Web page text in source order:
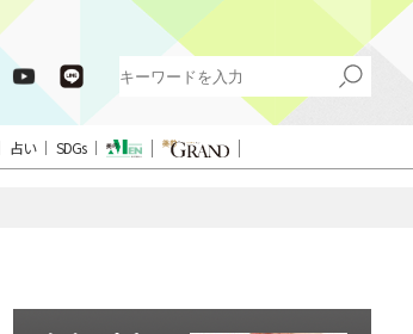
占い SDGs